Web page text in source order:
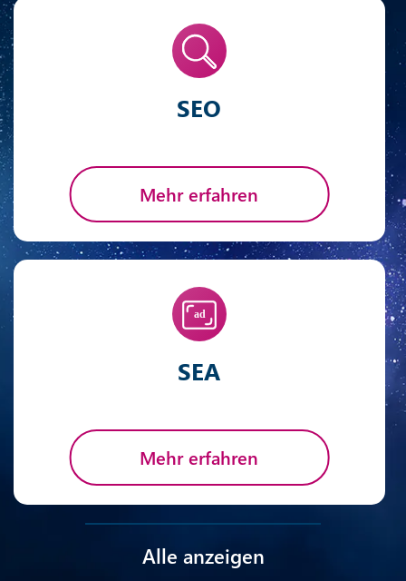
SEO
Mehr erfahren
SEA
Mehr erfahren
Alle anzeigen